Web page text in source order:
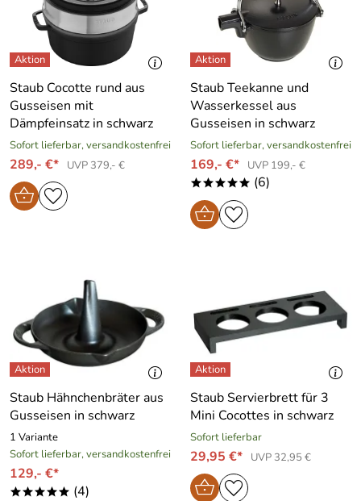
Staub Cocotte rund aus
Gusseisen mit
Dämpfeinsatz in schwarz
Sofort lieferbar, versandkostenfrei
289,- €* UVP 379,- €
Staub Teekanne und
Wasserkessel aus
Gusseisen in schwarz
Sofort lieferbar, versandkostenfrei
169,- €* UVP 199,- €
***** (6)
Staub Hähnchenbräter aus
Gusseisen in schwarz
1 Variante
Sofort lieferbar, versandkostenfrei
129,- €*
***** (4)
Staub Servierbrett für 3
Mini Cocottes in schwarz
Sofort lieferbar
29,95 €* UVP 32,95 €